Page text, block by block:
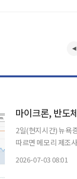
2일(현지시간) 뉴욕증
따르면 메모리 제조
2026-07-03 08:01